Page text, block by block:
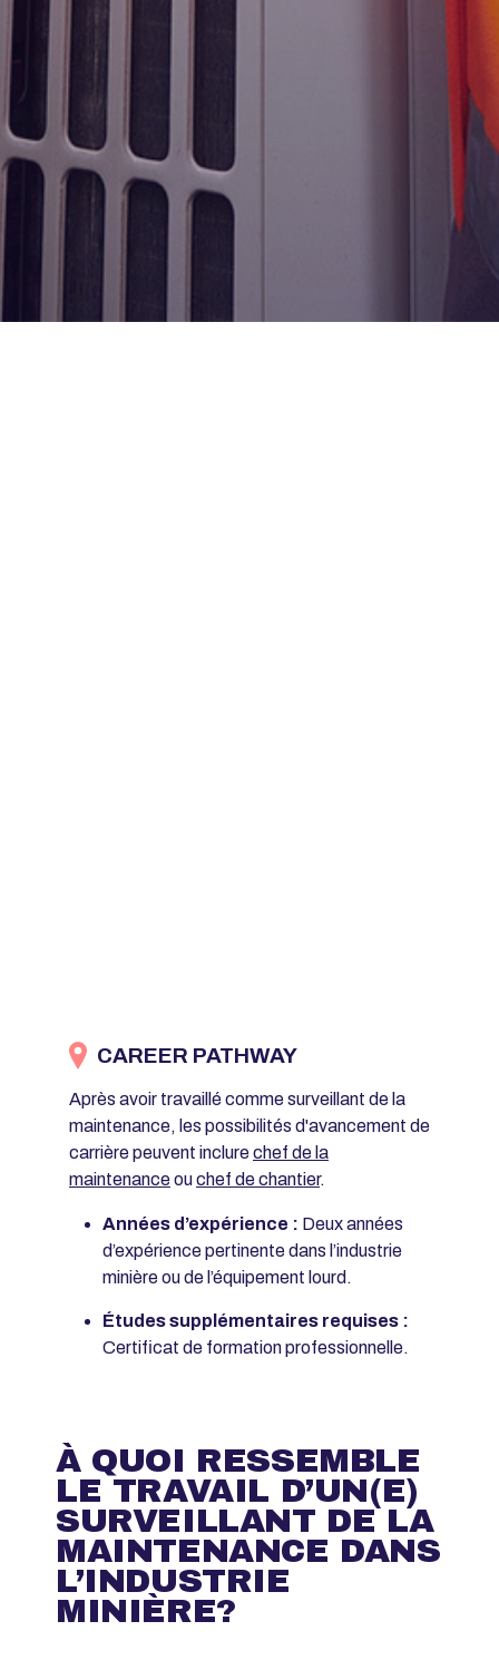
CAREER PATHWAY
Après avoir travaillé comme surveillant de la
maintenance, les possibilités d'avancement de
carrière peuvent inclurechef de la
maintenanceouchef de chantier.
Années d’expérience : Deux années
d’expérience pertinente dans l’industrie
minière ou de l’équipement lourd.
Études supplémentaires requises :
Certificat de formation professionnelle.
À QUOI RESSEMBLE
LE TRAVAIL D’UN(E)
SURVEILLANT DE LA
MAINTENANCE DANS
L’INDUSTRIE
MINIÈRE?